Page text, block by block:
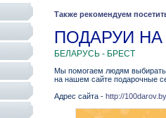
Также рекомендуем
ПОДАРУИ
БЕЛАРУСЬ - БРЕСТ
Мы помогаем людям выбирать
на нашем сайте подарочные
Адрес сайта - http://100darov.by